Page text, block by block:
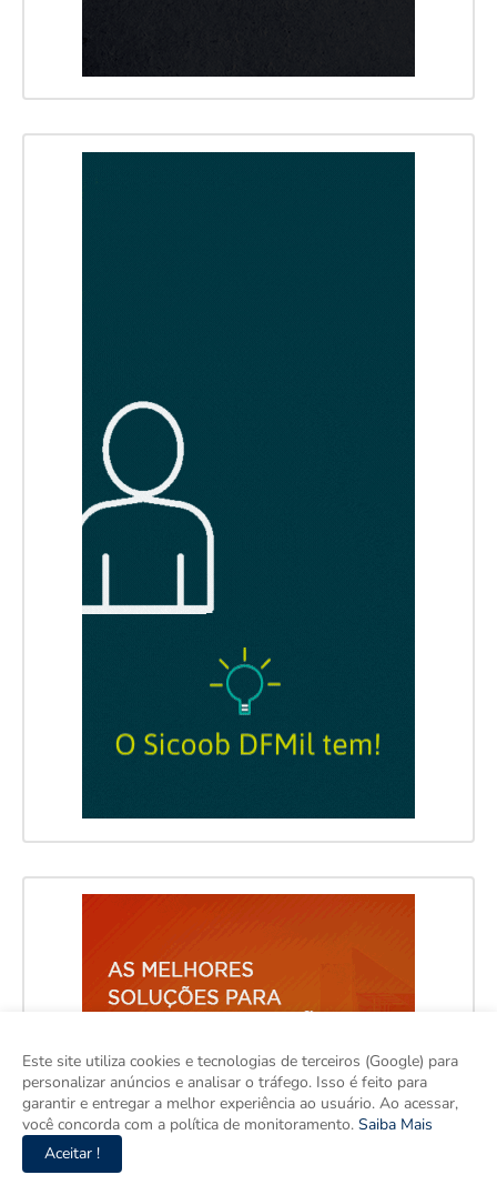
Este site utiliza cookies e tecnologias de terceiros (Google) para
personalizar anúncios e analisar o tráfego. Isso é feito para
garantir e entregar a melhor experiência ao usuário. Ao acessar,
você concorda com a política de monitoramento. Saiba Mais
Aceitar !